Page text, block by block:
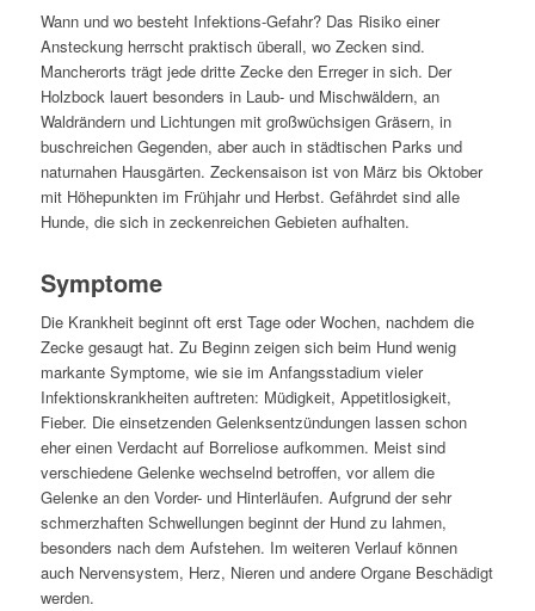
Wann und wo besteht Infektions-Gefahr? Das Risiko einer
Ansteckung herrscht praktisch überall, wo Zecken sind.
Mancherorts trägt jede dritte Zecke den Erreger in sich. Der
Holzbock lauert besonders in Laub- und Mischwäldern, an
Waldrändern und Lichtungen mit großwüchsigen Gräsern, in
buschreichen Gegenden, aber auch in städtischen Parks und
naturnahen Hausgärten. Zeckensaison ist von März bis Oktober
mit Höhepunkten im Frühjahr und Herbst. Gefährdet sind alle
Hunde, die sich in zeckenreichen Gebieten aufhalten.
Symptome
Die Krankheit beginnt oft erst Tage oder Wochen, nachdem die
Zecke gesaugt hat. Zu Beginn zeigen sich beim Hund wenig
markante Symptome, wie sie im Anfangsstadium vieler
Infektionskrankheiten auftreten: Müdigkeit, Appetitlosigkeit,
Fieber. Die einsetzenden Gelenksentzündungen lassen schon
eher einen Verdacht auf Borreliose aufkommen. Meist sind
verschiedene Gelenke wechselnd betroffen, vor allem die
Gelenke an den Vorder- und Hinterläufen. Aufgrund der sehr
schmerzhaften Schwellungen beginnt der Hund zu lahmen,
besonders nach dem Aufstehen. Im weiteren Verlauf können
auch Nervensystem, Herz, Nieren und andere Organe Beschädigt
werden.